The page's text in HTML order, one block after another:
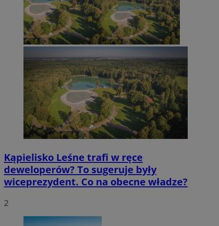
Kąpielisko Leśne trafi w ręce
deweloperów? To sugeruje były
wiceprezydent. Co na obecne władze?
2